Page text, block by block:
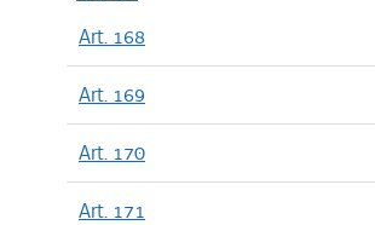
Art. 168
Art. 169
Art. 170
Art. 171